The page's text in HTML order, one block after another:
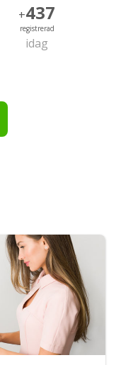
+437
registrerad
idag